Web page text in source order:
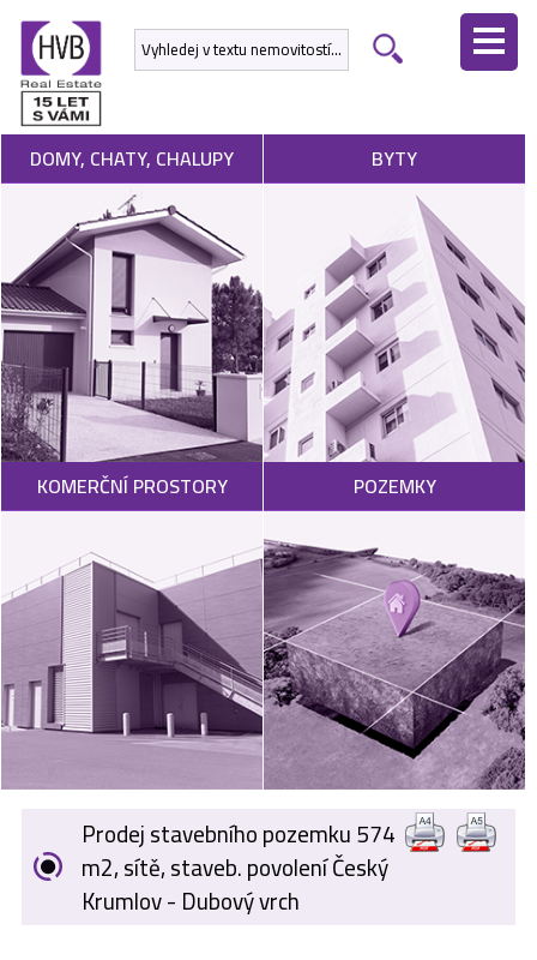
DOMY, CHATY, CHALUPY BYTY
KOMERČNÍ PROSTORY POZEMKY
ÚVODNÍ
STRÁNKA
NEMOVITOSTI
DEVELOPERSKÉ
PROJEKTY
SLUŽBY
NABÍDNOUT
NEMOVITOST
POPTAT
NEMOVITOST
VÝKUP
NEMOVITOSTÍ
SPONZORUJEME
NÁŠ ČASOPIS
KARIÉRA
KONTAKT
Prodej stavebního pozemku 574
m2, sítě, staveb. povolení Český
Krumlov - Dubový vrch